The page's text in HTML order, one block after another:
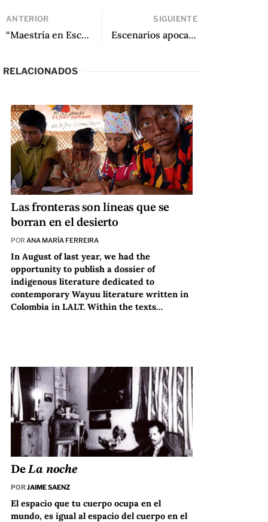
ANTERIOR
“Maestría en Escritura Creativa, escritura en comunidad” de Federico Falco (New York University)
SIGUIENTE
Escenarios apocalípticos y mundos interiores: Una conversación con Gloria Susana Esquivel
RELACIONADOS
Las fronteras son líneas que se
borran en el desierto
POR ANA MARÍA FERREIRA
In August of last year, we had the
opportunity to publish a dossier of
indigenous literature dedicated to
contemporary Wayuu literature written in
Colombia in LALT. Within the texts…
DeLa noche
PORJAIME SAENZ
El espacio que tu cuerpo ocupa en el
mundo, es igual al espacio del cuerpo en el